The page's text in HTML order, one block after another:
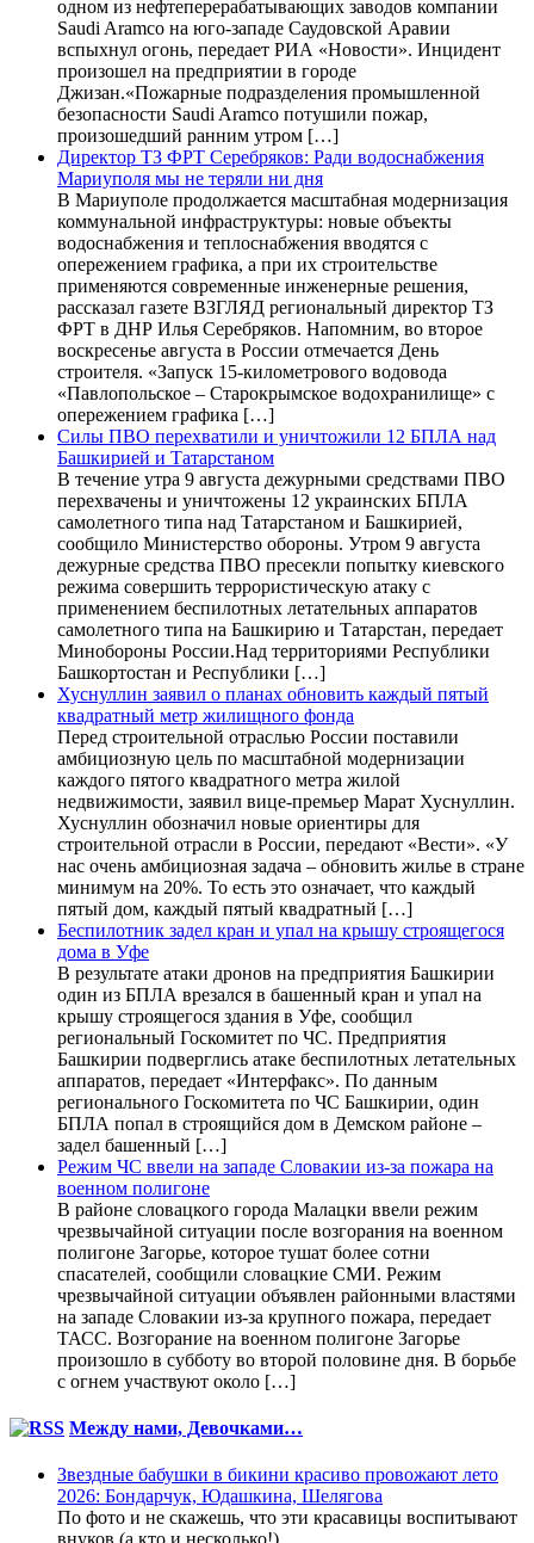
одном из нефтеперерабатывающих заводов компании
Saudi Aramco на юго-западе Саудовской Аравии
вспыхнул огонь, передает РИА «Новости». Инцидент
произошел на предприятии в городе
Джизан.«Пожарные подразделения промышленной
безопасности Saudi Aramco потушили пожар,
произошедший ранним утром […]
Директор ТЗ ФРТ Серебряков: Ради водоснабжения
Мариуполя мы не теряли ни дня
В Мариуполе продолжается масштабная модернизация
коммунальной инфраструктуры: новые объекты
водоснабжения и теплоснабжения вводятся с
опережением графика, а при их строительстве
применяются современные инженерные решения,
рассказал газете ВЗГЛЯД региональный директор ТЗ
ФРТ в ДНР Илья Серебряков. Напомним, во второе
воскресенье августа в России отмечается День
строителя. «Запуск 15-километрового водовода
«Павлопольское – Старокрымское водохранилище» с
опережением графика […]
Силы ПВО перехватили и уничтожили 12 БПЛА над
Башкирией и Татарстаном
В течение утра 9 августа дежурными средствами ПВО
перехвачены и уничтожены 12 украинских БПЛА
самолетного типа над Татарстаном и Башкирией,
сообщило Министерство обороны. Утром 9 августа
дежурные средства ПВО пресекли попытку киевского
режима совершить террористическую атаку с
применением беспилотных летательных аппаратов
самолетного типа на Башкирию и Татарстан, передает
Минобороны России.Над территориями Республики
Башкортостан и Республики […]
Хуснуллин заявил о планах обновить каждый пятый
квадратный метр жилищного фонда
Перед строительной отраслью России поставили
амбициозную цель по масштабной модернизации
каждого пятого квадратного метра жилой
недвижимости, заявил вице-премьер Марат Хуснуллин.
Хуснуллин обозначил новые ориентиры для
строительной отрасли в России, передают «Вести». «У
нас очень амбициозная задача – обновить жилье в стране
минимум на 20%. То есть это означает, что каждый
пятый дом, каждый пятый квадратный […]
Беспилотник задел кран и упал на крышу строящегося
дома в Уфе
В результате атаки дронов на предприятия Башкирии
один из БПЛА врезался в башенный кран и упал на
крышу строящегося здания в Уфе, сообщил
региональный Госкомитет по ЧС. Предприятия
Башкирии подверглись атаке беспилотных летательных
аппаратов, передает «Интерфакс». По данным
регионального Госкомитета по ЧС Башкирии, один
БПЛА попал в строящийся дом в Демском районе –
задел башенный […]
Режим ЧС ввели на западе Словакии из-за пожара на
военном полигоне
В районе словацкого города Малацки ввели режим
чрезвычайной ситуации после возгорания на военном
полигоне Загорье, которое тушат более сотни
спасателей, сообщили словацкие СМИ. Режим
чрезвычайной ситуации объявлен районными властями
на западе Словакии из-за крупного пожара, передает
ТАСС. Возгорание на военном полигоне Загорье
произошло в субботу во второй половине дня. В борьбе
с огнем участвуют около […]
Между нами, Девочками…
Звездные бабушки в бикини красиво провожают лето
2026: Бондарчук, Юдашкина, Шелягова
По фото и не скажешь, что эти красавицы воспитывают